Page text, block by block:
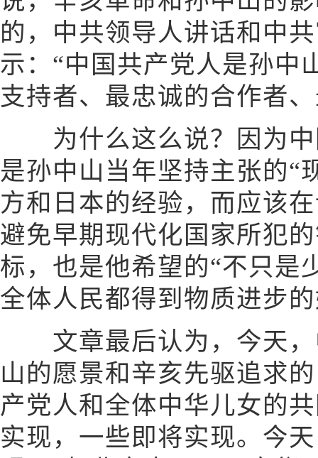
的，中共领导人讲话和中
示：“中国共产党人是孙中
支持者、最忠诚的合作者
为什么这么说？因为中
是孙中山当年坚持主张的“
方和日本的经验，而应该
避免早期现代化国家所犯
标，也是他希望的“不只是
全体人民都得到物质进步
文章最后认为，今天，
山的愿景和辛亥先驱追求
产党人和全体中华儿女的
实现，一些即将实现。今